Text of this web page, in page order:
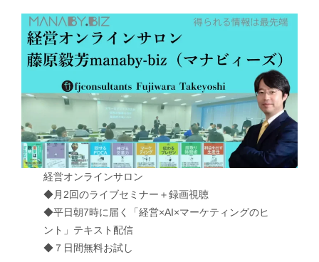
経営オンラインサロン
◆月2回のライブセミナー＋録画視聴
◆平日朝7時に届く「経営×AI×マーケティングのヒ
ント」テキスト配信
◆７日間無料お試し